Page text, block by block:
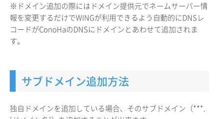
※ドメイン追加の際にはドメイン提供元でネームサーバー情
報を変更するだけでWINGが利用できるよう自動的にDNSレ
コードがConoHaのDNSにドメインとあわせて追加されま
す。
サブドメイン追加方法
独自ドメインを追加している場合、そのサブドメイン（***.